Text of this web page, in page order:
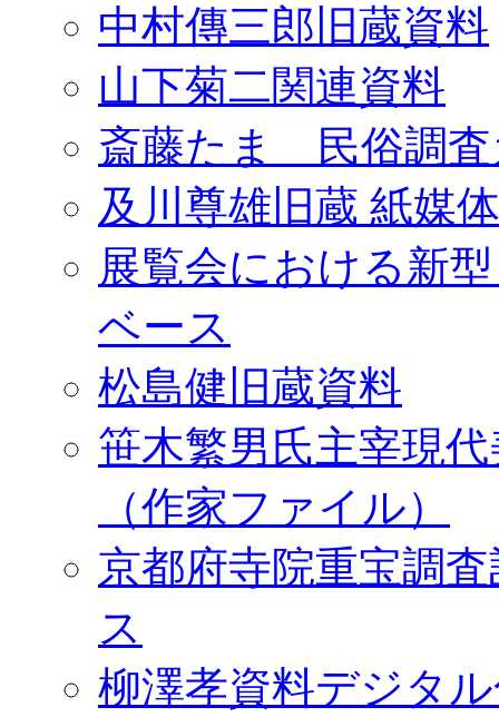
中村傳三郎旧蔵資料
山下菊二関連資料
斎藤たま 民俗調査
及川尊雄旧蔵 紙媒
展覧会における新
ベース
松島健旧蔵資料
笹木繁男氏主宰現
（作家ファイル）
京都府寺院重宝調
ス
柳澤孝資料デジタ